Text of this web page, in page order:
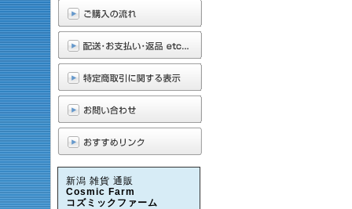
新潟 雑貨 通販
Cosmic Farm
コズミックファーム